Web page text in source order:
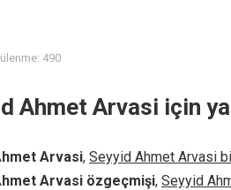
490
Ahmet Arvasi için
Arvasi, Seyyid Ahmet Arvasi
Arvasi özgeçmişi, Seyyid